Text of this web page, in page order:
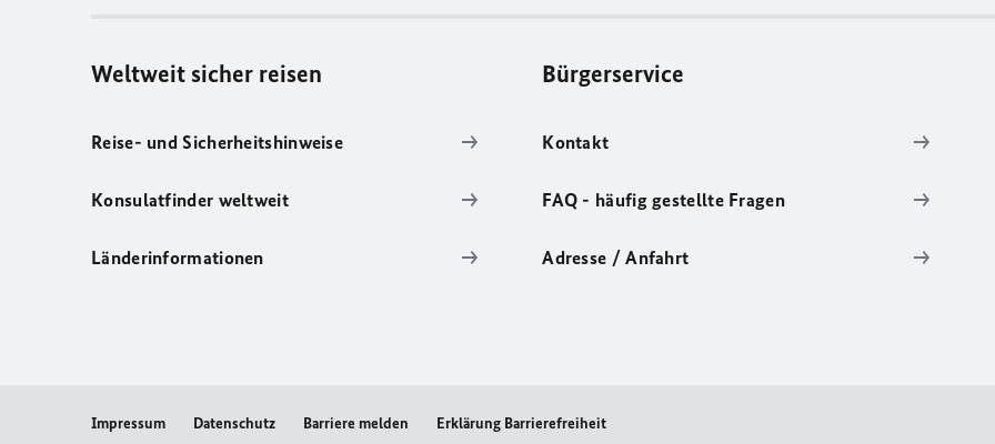
Weltweit sicher reisen
Reise- und Sicherheitshinweise
Konsulatfinder weltweit
Länderinformationen
Bürgerservice
Kontakt
FAQ - häufig gestellte Fragen
Adresse / Anfahrt
Impressum Datenschutz Barriere melden Erklärung Barrierefreiheit